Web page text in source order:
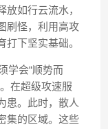
如行云流水，
刷怪，利用高攻
下坚实基础。
会“顺势而
在超级攻速服
患。此时，散人
集的区域。这些